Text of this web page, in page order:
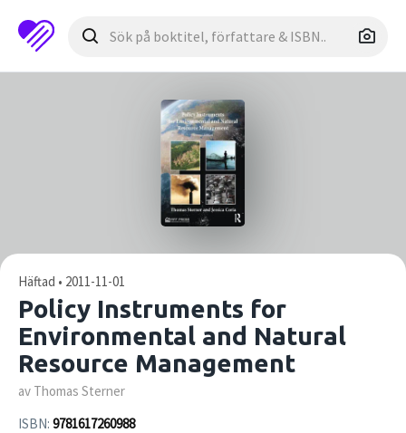
Häftad • 2011-11-01
Policy Instruments for
Environmental and Natural
Resource Management
av Thomas Sterner
ISBN: 9781617260988